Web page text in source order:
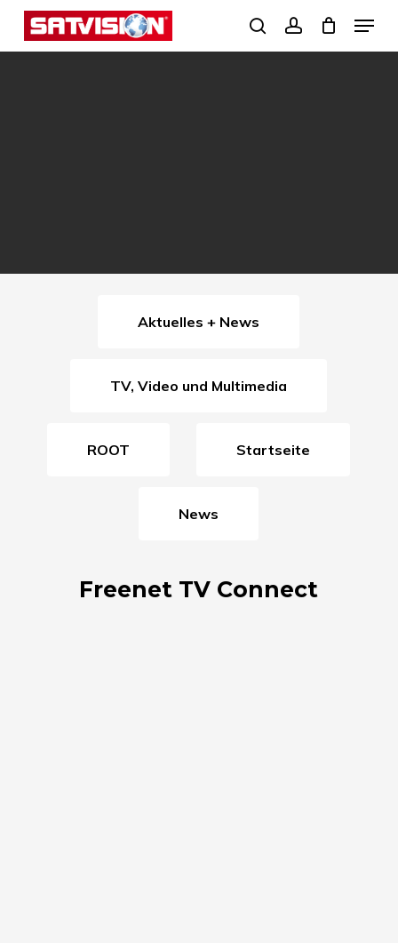
Skip
search
Menu
Aktuelles + News
TV, Video und Multimedia
ROOT Startseite
News
Freenet TV Connect